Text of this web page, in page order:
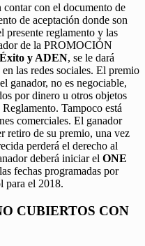
contar con el documento de
de aceptación donde son
presente reglamento y las
de la PROMOCIÓN
y ADEN, se le dará
las redes sociales. El premio
ganador, no es negociable,
por dinero u otros objetos
Tampoco está
comerciales. El ganador
retiro de su premio, una vez
perderá el derecho al
deberá iniciar el ONE
fechas programadas por
para el 2018.
CUBIERTOS CON